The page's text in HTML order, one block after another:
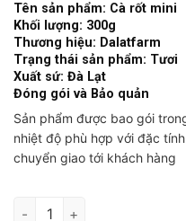
0
5
sao
Tên sản phẩm: Cà rốt mini
Khối lượng: 300g
Thương hiệu: Dalatfarm
Trạng thái sản phẩm: Tươi
Xuất sứ: Đà Lạt
Đóng gói và Bảo quản
Sản phẩm được bao gói
nhiệt độ phù hợp với đặc
chuyển giao tới khách hàng
Cà rốt mini số lượng